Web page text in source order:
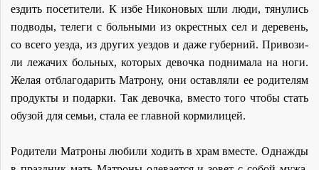
ез­дить по­се­ти­те­ли. К из­бе Ни­ко­но­вых шли лю­ди, тя­ну­лись
под­во­ды, те­ле­ги с боль­ны­ми из окрест­ных сел и де­ре­вень,
со все­го уез­да, из дру­гих уез­дов и да­же гу­бер­ний. При­во­зи­
ли ле­жа­чих боль­ных, ко­то­рых де­воч­ка под­ни­ма­ла на но­ги.
Же­лая от­бла­го­да­рить Мат­ро­ну, они остав­ля­ли ее ро­ди­те­лям
про­дук­ты и по­дар­ки. Так де­воч­ка, вме­сто то­го чтобы стать
обу­зой для се­мьи, ста­ла ее глав­ной кор­ми­ли­цей.
Ро­ди­те­ли Мат­ро­ны лю­би­ли хо­дить в храм вме­сте. Од­на­жды